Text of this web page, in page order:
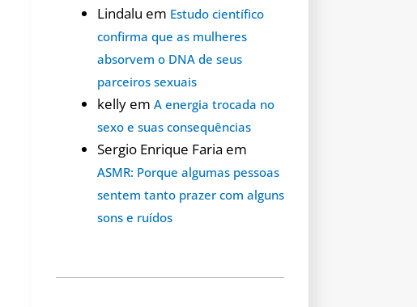
Lindalu em Estudo científico
confirma que as mulheres
absorvem o DNA de seus
parceiros sexuais
kelly em A energia trocada no
sexo e suas consequências
Sergio Enrique Faria em
ASMR: Porque algumas pessoas
sentem tanto prazer com alguns
sons e ruídos